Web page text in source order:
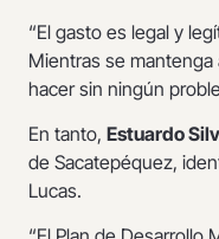
“El gasto es legal y
Mientras se mantenga
hacer sin ningún
En tanto, Estuardo
de Sacatepéquez,
Lucas.